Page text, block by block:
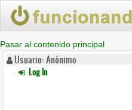
Pasar al contenido principal
Usuario: Anónimo
Log In